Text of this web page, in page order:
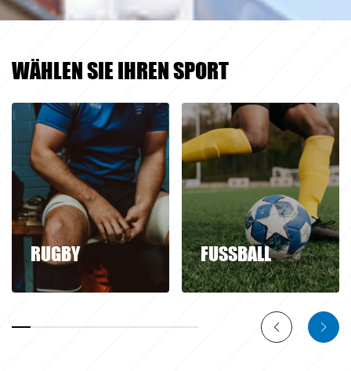
WÄHLEN SIE IHREN SPORT
RUGBY FUSSBALL